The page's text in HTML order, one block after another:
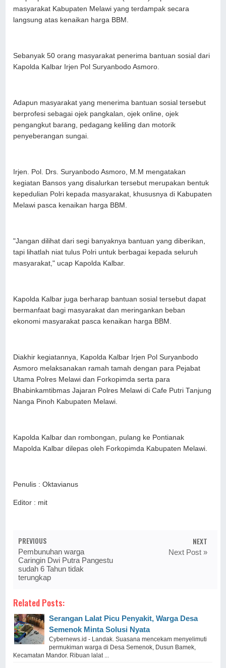
masyarakat Kabupaten Melawi yang terdampak secara
langsung atas kenaikan harga BBM.
Sebanyak 50 orang masyarakat penerima bantuan sosial dari
Kapolda Kalbar Irjen Pol Suryanbodo Asmoro.
Adapun masyarakat yang menerima bantuan sosial tersebut
berprofesi sebagai ojek pangkalan, ojek online, ojek
pengangkut barang, pedagang keliling dan motorik
penyeberangan sungai.
Irjen. Pol. Drs. Suryanbodo Asmoro, M.M mengatakan
kegiatan Bansos yang disalurkan tersebut merupakan bentuk
kepedulian Polri kepada masyarakat, khususnya di Kabupaten
Melawi pasca kenaikan harga BBM.
"Jangan dilihat dari segi banyaknya bantuan yang diberikan,
tapi lihatlah niat tulus Polri untuk berbagai kepada seluruh
masyarakat," ucap Kapolda Kalbar.
Kapolda Kalbar juga berharap bantuan sosial tersebut dapat
bermanfaat bagi masyarakat dan meringankan beban
ekonomi masyarakat pasca kenaikan harga BBM.
Diakhir kegiatannya, Kapolda Kalbar Irjen Pol Suryanbodo
Asmoro melaksanakan ramah tamah dengan para Pejabat
Utama Polres Melawi dan Forkopimda serta para
Bhabinkamtibmas Jajaran Polres Melawi di Cafe Putri Tanjung
Nanga Pinoh Kabupaten Melawi.
Kapolda Kalbar dan rombongan, pulang ke Pontianak
Mapolda Kalbar dilepas oleh Forkopimda Kabupaten Melawi.
Penulis : Oktavianus
Editor : mit
PREVIOUS
Pembunuhan warga
Caringin Dwi Putra Pangestu
sudah 6 Tahun tidak
terungkap
NEXT
Next Post »
Related Posts:
Serangan Lalat Picu Penyakit, Warga Desa
Semenok Minta Solusi Nyata
Cybernews.id - Landak. Suasana mencekam menyelimuti
permukiman warga di Desa Semenok, Dusun Bamek,
Kecamatan Mandor. Ribuan lalat ...